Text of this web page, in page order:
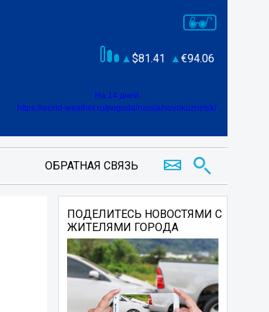
81.41 94.06
На 14 дней
https://world-weather.ru/pogoda/russia/novokuznetsk/
ОБРАТНАЯ СВЯЗЬ
ПОДЕЛИТЕСЬ НОВОСТЯМИ С
ЖИТЕЛЯМИ ГОРОДА